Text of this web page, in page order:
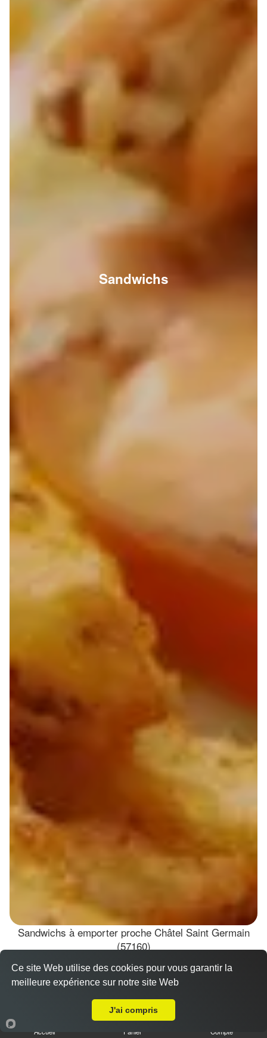
Sandwichs
Sandwichs à emporter proche Châtel Saint Germain
(57160)
Sandwick kebab
6.50 €
Accueil Panier Compte
Ce site Web utilise des cookies pour vous garantir la
meilleure expérience sur notre site Web
J'ai compris